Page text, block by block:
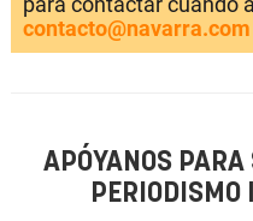
contacto@navarra.com
APÓYANOS